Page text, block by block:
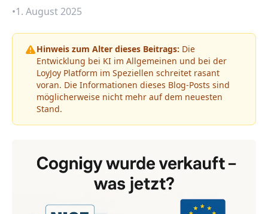
•1. August 2025
Hinweis zum Alter dieses Beitrags: Die
Entwicklung bei KI im Allgemeinen und bei der
LoyJoy Platform im Speziellen schreitet rasant
voran. Die Informationen dieses Blog-Posts sind
möglicherweise nicht mehr auf dem neuesten
Stand.